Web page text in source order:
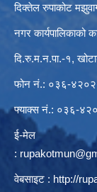
दिक्तेल रुपाकोट
नगर कार्यपालिकाको
दि.रु.म.न.पा.-१,
फोन नं.: ०३६-
फ्याक्स नं.: ०३६-
ई-मेल
:
वेबसाइट : http://